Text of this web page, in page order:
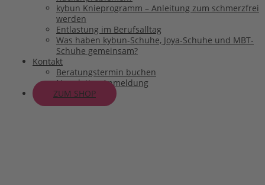
kybun Knieprogramm – Anleitung zum schmerzfrei
werden
Entlastung im Berufsalltag
Was haben kybun-Schuhe, Joya-Schuhe und MBT-
Schuhe gemeinsam?
Kontakt
Beratungstermin buchen
Newsletter-Anmeldung
ZUM SHOP